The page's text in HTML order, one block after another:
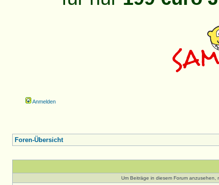
Anmelden
Foren-Übersicht
Um Beiträge in diesem Forum